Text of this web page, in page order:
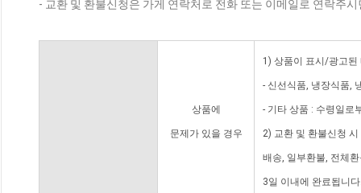
- 교환 및 환불신청은 가게 연락처로 전화 또는 이메일로 연락주
상품에
문제가 있을 경우
1) 상품이 표시/광고된
- 신선식품, 냉장식품,
- 기타 상품 : 수령일로
2) 교환 및 환불신청
배송, 일부환불, 전체
3일 이내에 완료됩니